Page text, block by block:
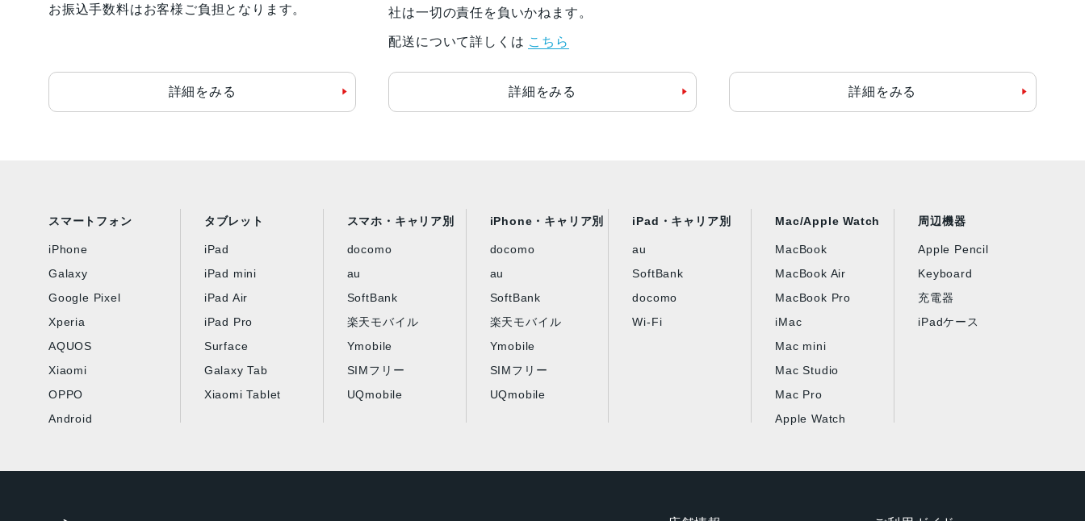
お振込手数料はお客様ご負担となります。
詳細をみる
社は一切の責任を負いかねます。
配送について詳しくは こちら
詳細をみる 詳細をみる
スマートフォン
iPhone
Galaxy
Google Pixel
Xperia
AQUOS
Xiaomi
OPPO
Android
タブレット
iPad
iPad mini
iPad Air
iPad Pro
Surface
Galaxy Tab
Xiaomi Tablet
スマホ・キャリア別
docomo
au
SoftBank
楽天モバイル
Ymobile
SIMフリー
UQmobile
iPhone・キャリア別
docomo
au
SoftBank
楽天モバイル
Ymobile
SIMフリー
UQmobile
iPad・キャリア別
au
SoftBank
docomo
Wi-Fi
Mac/Apple Watch
MacBook
MacBook Air
MacBook Pro
iMac
Mac mini
Mac Studio
Mac Pro
Apple Watch
周辺機器
Apple Pencil
Keyboard
充電器
iPadケース